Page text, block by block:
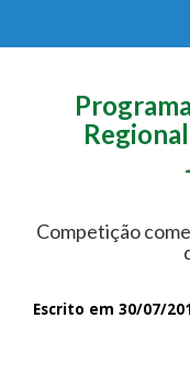
Competição
Escrito em 30/07/